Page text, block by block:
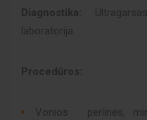
Diagnostika:
laboratorija.
Procedūros:
Vonios : perlinės,